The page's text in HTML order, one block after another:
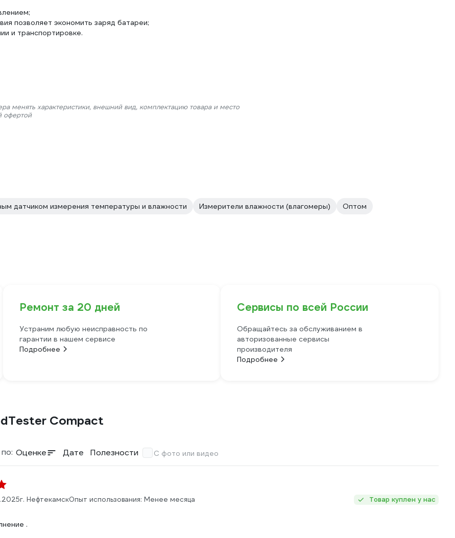
позволяет экономить заряд батареи;
и транспортировке.
менять характеристики, внешний вид, комплектацию товара и место
офертой
датчиком измерения температуры и влажности Измерители влажности (влагомеры) Оптом
Ремонт за 20 дней
Устраним любую неисправность по
гарантии в нашем сервисе
Подробнее
Сервисы по всей России
Обращайтесь за обслуживанием в
авторизованные сервисы
производителя
Подробнее
Compact
Оценке Дате Полезности С фото или видео
г. НефтекамскОпыт использования: Менее месяца Товар куплен у нас
.